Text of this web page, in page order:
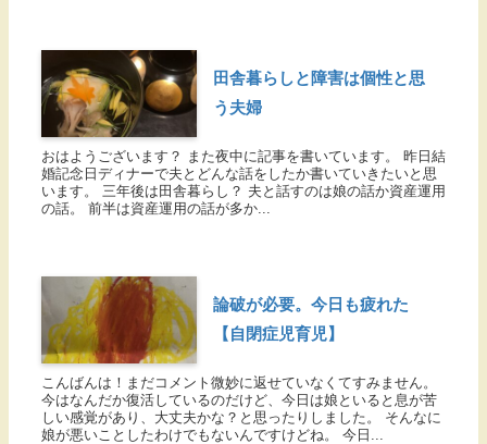
田舎暮らしと障害は個性と思
う夫婦
おはようございます？ また夜中に記事を書いています。 昨日結
婚記念日ディナーで夫とどんな話をしたか書いていきたいと思
います。 三年後は田舎暮らし？ 夫と話すのは娘の話か資産運用
の話。 前半は資産運用の話が多か...
論破が必要。今日も疲れた
【自閉症児育児】
こんばんは！まだコメント微妙に返せていなくてすみません。
今はなんだか復活しているのだけど、今日は娘といると息が苦
しい感覚があり、大丈夫かな？と思ったりしました。 そんなに
娘が悪いことしたわけでもないんですけどね。 今日...